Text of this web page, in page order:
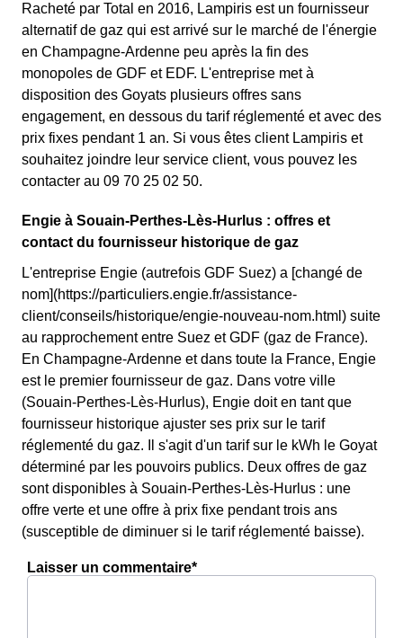
Racheté par Total en 2016, Lampiris est un fournisseur
alternatif de gaz qui est arrivé sur le marché de l'énergie
en Champagne-Ardenne peu après la fin des
monopoles de GDF et EDF. L'entreprise met à
disposition des Goyats plusieurs offres sans
engagement, en dessous du tarif réglementé et avec des
prix fixes pendant 1 an. Si vous êtes client Lampiris et
souhaitez joindre leur service client, vous pouvez les
contacter au 09 70 25 02 50.
Engie à Souain-Perthes-Lès-Hurlus : offres et
contact du fournisseur historique de gaz
L'entreprise Engie (autrefois GDF Suez) a [changé de
nom](https://particuliers.engie.fr/assistance-
client/conseils/historique/engie-nouveau-nom.html) suite
au rapprochement entre Suez et GDF (gaz de France).
En Champagne-Ardenne et dans toute la France, Engie
est le premier fournisseur de gaz. Dans votre ville
(Souain-Perthes-Lès-Hurlus), Engie doit en tant que
fournisseur historique ajuster ses prix sur le tarif
réglementé du gaz. Il s'agit d'un tarif sur le kWh le Goyat
déterminé par les pouvoirs publics. Deux offres de gaz
sont disponibles à Souain-Perthes-Lès-Hurlus : une
offre verte et une offre à prix fixe pendant trois ans
(susceptible de diminuer si le tarif réglementé baisse).
Laisser un commentaire*